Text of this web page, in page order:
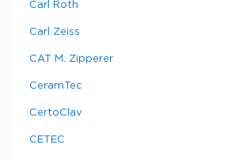
Carl Roth
Carl Zeiss
CAT M. Zipperer
CeramTec
CertoClav
CETEC